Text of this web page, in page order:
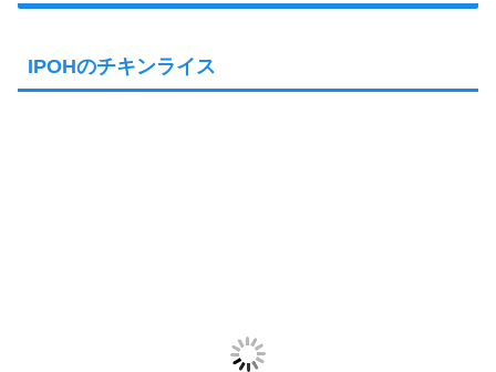
IPOHのチキンライス